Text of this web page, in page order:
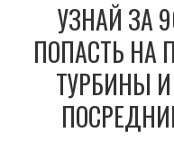
УЗНАЙ ЗА
ПОПАСТЬ НА
ТУРБИНЫ